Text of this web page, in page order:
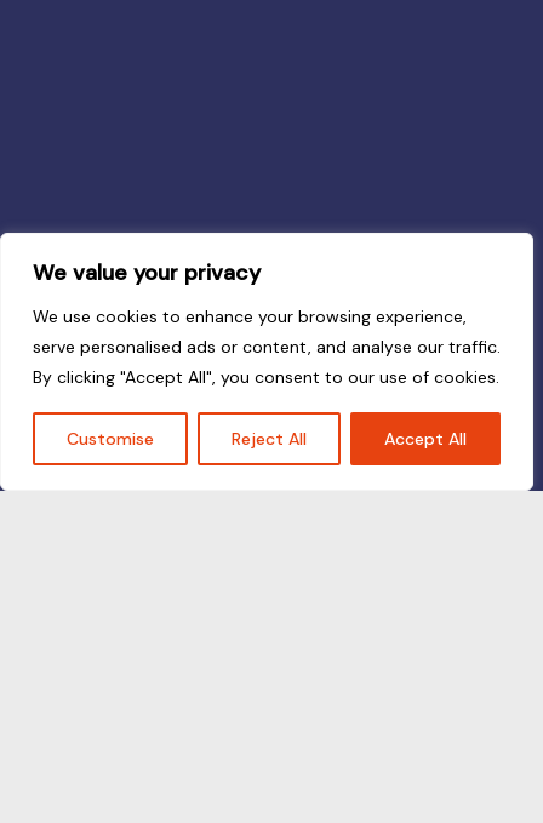
We value your privacy
We use cookies to enhance your browsing experience,
serve personalised ads or content, and analyse our traffic.
By clicking "Accept All", you consent to our use of cookies.
Customise Reject All Accept All